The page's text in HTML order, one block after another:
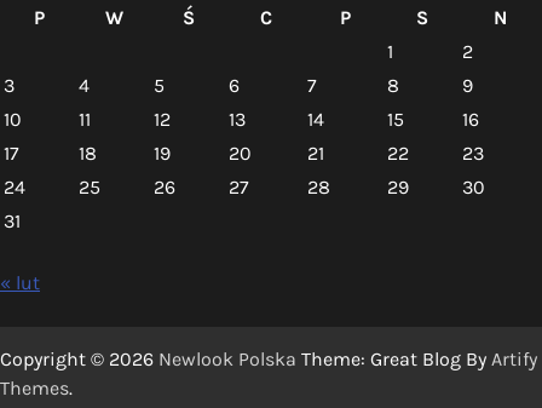
P
W Ś C P S
N
1
2
3
4 5 6 7 8
9
10
11 12 13 14 15
16
17
18 19 20 21 22
23
24
25 26 27 28 29
30
31
« lut
Copyright © 2026 Newlook Polska Theme: Great Blog By Artify
Themes.